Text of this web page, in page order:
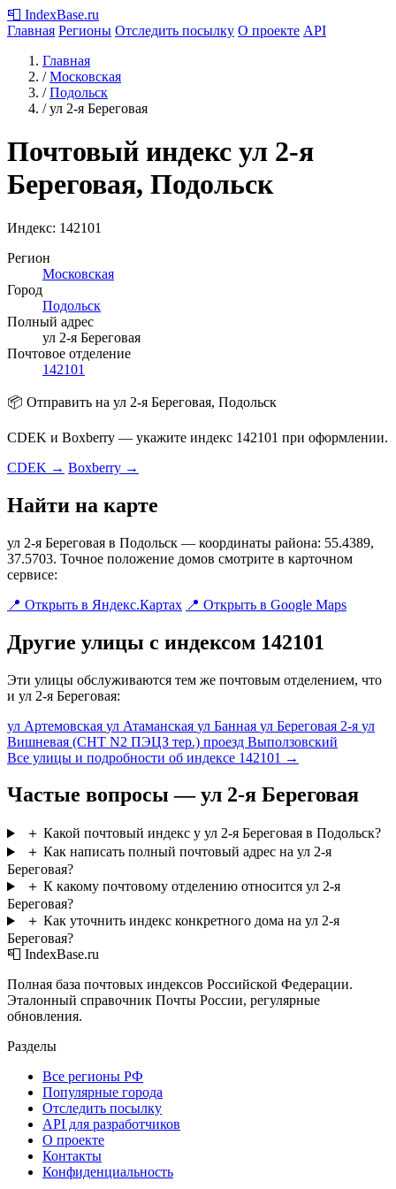
📮 IndexBase.ru
Главная Регионы Отследить посылку О проекте API
Главная
/ Московская
/ Подольск
/ ул 2-я Береговая
Почтовый индекс ул 2-я
Береговая, Подольск
Индекс: 142101
Регион
Московская
Город
Подольск
Полный адрес
ул 2-я Береговая
Почтовое отделение
142101
📦 Отправить на ул 2-я Береговая, Подольск
CDEK и Boxberry — укажите индекс 142101 при оформлении.
CDEK → Boxberry →
Найти на карте
ул 2-я Береговая в Подольск — координаты района: 55.4389,
37.5703. Точное положение домов смотрите в карточном
сервисе:
📍 Открыть в Яндекс.Картах 📍 Открыть в Google Maps
Другие улицы с индексом 142101
Эти улицы обслуживаются тем же почтовым отделением, что
и ул 2-я Береговая:
ул Артемовская ул Атаманская ул Банная ул Береговая 2-я ул
Вишневая (СНТ N2 ПЭЦЗ тер.) проезд Выползовский
Все улицы и подробности об индексе 142101 →
Частые вопросы — ул 2-я Береговая
＋ Какой почтовый индекс у ул 2-я Береговая в Подольск?
＋ Как написать полный почтовый адрес на ул 2-я
Береговая?
＋ К какому почтовому отделению относится ул 2-я
Береговая?
＋ Как уточнить индекс конкретного дома на ул 2-я
Береговая?
📮 IndexBase.ru
Полная база почтовых индексов Российской Федерации.
Эталонный справочник Почты России, регулярные
обновления.
Разделы
Все регионы РФ
Популярные города
Отследить посылку
API для разработчиков
О проекте
Контакты
Конфиденциальность